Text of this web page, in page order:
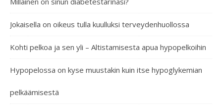
Jokaisella on oikeus tulla kuulluksi terveydenhuollossa
Kohti pelkoa ja sen yli – Altistamisesta apua hypopelkoihin
Hypopelossa on kyse muustakin kuin itse hypoglykemian
pelkäämisestä